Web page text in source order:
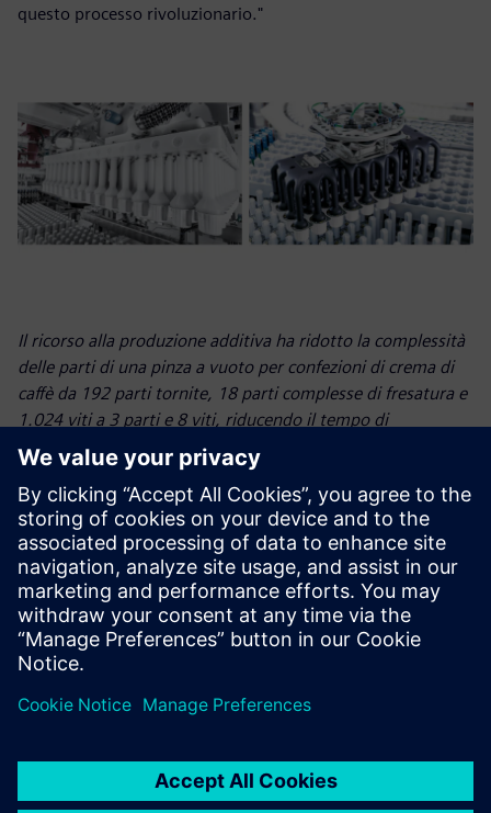
questo processo rivoluzionario."
Il ricorso alla produzione additiva ha ridotto la complessità
delle parti di una pinza a vuoto per confezioni di crema di
caffè da 192 parti tornite, 18 parti complesse di fresatura e
1.024 viti a 3 parti e 8 viti, riducendo il tempo di
assemblaggio da un giorno a 10 minuti.
L'uso degli strumenti di
progettazione all'avanguardia
e delle caratteristiche di
produzione additiva